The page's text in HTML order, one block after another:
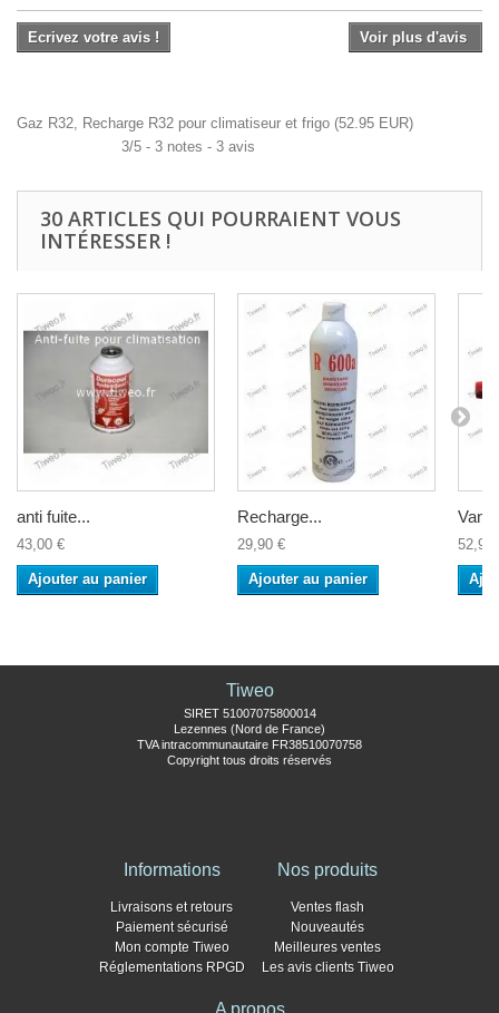
Ecrivez votre avis ! Voir plus d'avis
Gaz R32, Recharge R32 pour climatiseur et frigo (52.95 EUR)
3/5 - 3 notes - 3 avis
30 ARTICLES QUI POURRAIENT VOUS
INTÉRESSER !
anti fuite...
43,00 €
Ajouter au panier
Recharge...
29,90 €
Ajouter au panier
52,90
Tiweo
SIRET 51007075800014
Lezennes (Nord de France)
TVA intracommunautaire FR38510070758
Copyright tous droits réservés
Informations
Livraisons et retours
Paiement sécurisé
Mon compte Tiweo
Réglementations RPGD
Nos produits
Ventes flash
Nouveautés
Meilleures ventes
Les avis clients Tiweo
A propos